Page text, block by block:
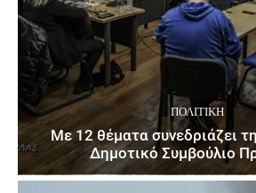
ΠΟΛΙΤΙΚΉ
Με 12 θέματα συνεδριάζει
Δημοτικό Συμβούλιο